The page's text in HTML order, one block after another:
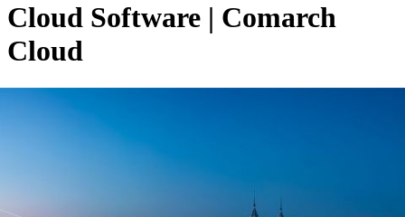
Cloud Software | Comarch
Cloud